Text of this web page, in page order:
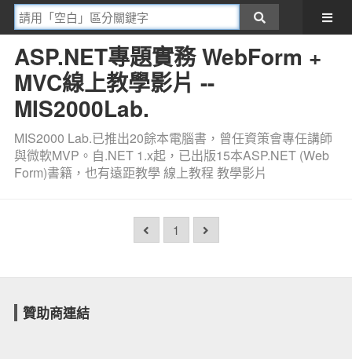
ASP.NET專題實務 WebForm +
MVC線上教學影片 --
MIS2000Lab.
MIS2000 Lab.已推出20餘本電腦書，曾任資策會專任講師
與微軟MVP。自.NET 1.x起，已出版15本ASP.NET (Web
Form)書籍，也有遠距教學 線上教程 教學影片
1
贊助商連結